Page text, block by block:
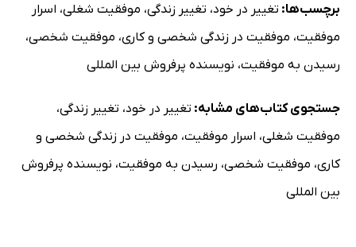
برچسب‌ها: تغییر در خود، تغییر زندگی، موفقیت شغلی، اسرار
موفقیت، موفقیت در زندگی شخصی و کاری، موفقیت شخصی،
رسیدن به موفقیت، نویسنده پرفروش بین المللی
جستجوی کتاب‌های مشابه: تغییر در خود، تغییر زندگی،
موفقیت شغلی، اسرار موفقیت، موفقیت در زندگی شخصی و
کاری، موفقیت شخصی، رسیدن به موفقیت، نویسنده پرفروش
بین المللی